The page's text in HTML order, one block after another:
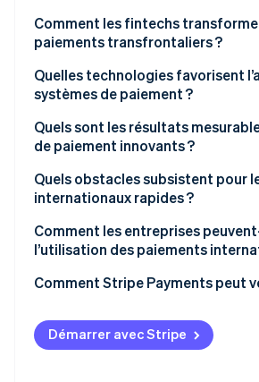
Comment les fintechs
paiements transfrontaliers ?
Accès et accélération
Infrastructure modulaire
Collaborer pour la croissance
Quelles technologies favorisent
systèmes de paiement ?
Moyens de paiement en temps
Stablecoins et règlement à toute
Des données de meilleure qualité
L’IA au service de la gestion des
Quels sont les résultats
de paiement innovants ?
Quels obstacles subsistent pour
internationaux rapides ?
Réglementation fragmentée
Systèmes non coordonnés
Frein lié à la conformité
Comment les entreprises
l’utilisation des paiements
Trouver la résistance
Faire en sorte que la croissance
Comment Stripe Payments peut
Démarrer avec Stripe